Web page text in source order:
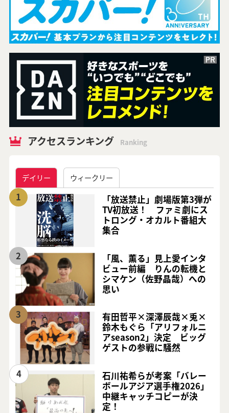
アクセスランキング Ranking
デイリー ウィークリー
1
「放送禁止」劇場版第3弾が
TV初放送！ ファミ劇にス
トロング・オカルト番組大
集合
2
「風、薫る」見上愛インタ
ビュー前編 りんの転機と
シマケン（佐野晶哉）への
思い
3
有田哲平×深澤辰哉×兎×
鈴木もぐら「アリフォルニ
アseason2」決定 ビッグ
ゲストの参戦に騒然
4
石川祐希らが考案「バレー
ボールアジア選手権2026」
中継キャッチコピーが決
定！